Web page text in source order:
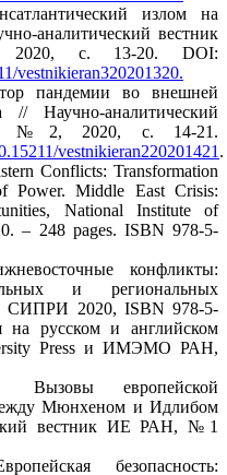
излом на
аналитический вестник
с. 13-20. DOI:
vestnikieran320201320.
пандемии во внешней
// Научно-аналитический
№2, 2020, с. 14-21.
vestnikieran220201421 .
Conflicts: Transformation
Power. Middle East Crisis:
National Institute of
– 248 pages. ISBN 978-5-
конфликты:
и региональных
СИПРИ 2020, ISBN 978-5-
на русском и английском
Press и ИМЭМО РАН,
европейской
Мюнхеном и Идлибом
вестник ИЕ РАН, №1
безопасность: